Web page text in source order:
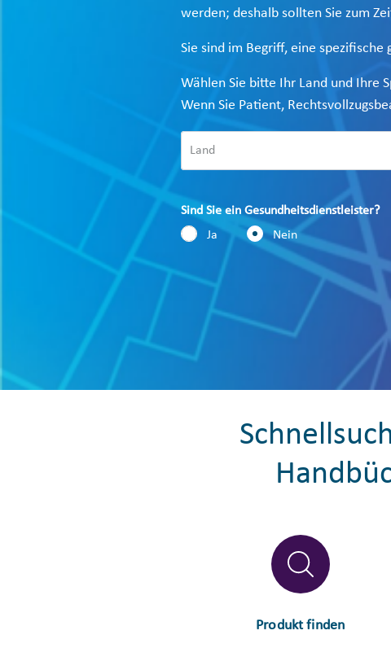
werden; deshalb sollten Sie zum
Sie sind im Begriff, eine
Wählen Sie bitte Ihr Land und Ihre
Wenn Sie Patient,
Sind Sie ein Gesundheitsdienstleister?
Ja
Nein
Produkt finden